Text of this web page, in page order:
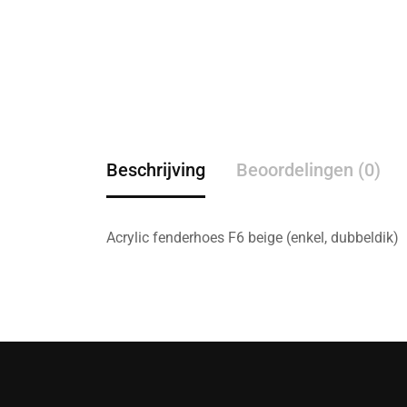
Beschrijving Beoordelingen (0)
Acrylic fenderhoes F6 beige (enkel, dubbeldik)